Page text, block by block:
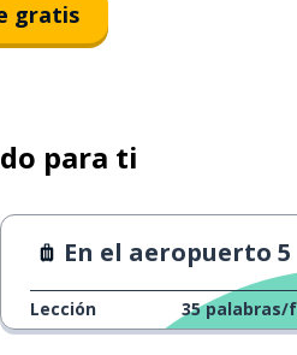
gratis
para ti
En el aeropuerto 5
Lección 35 palabras/